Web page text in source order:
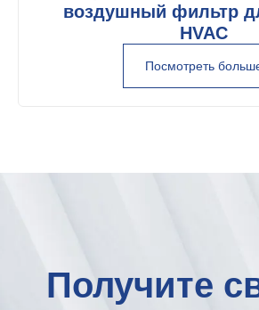
воздушный фильтр
HVAC
Посмотреть
Получите